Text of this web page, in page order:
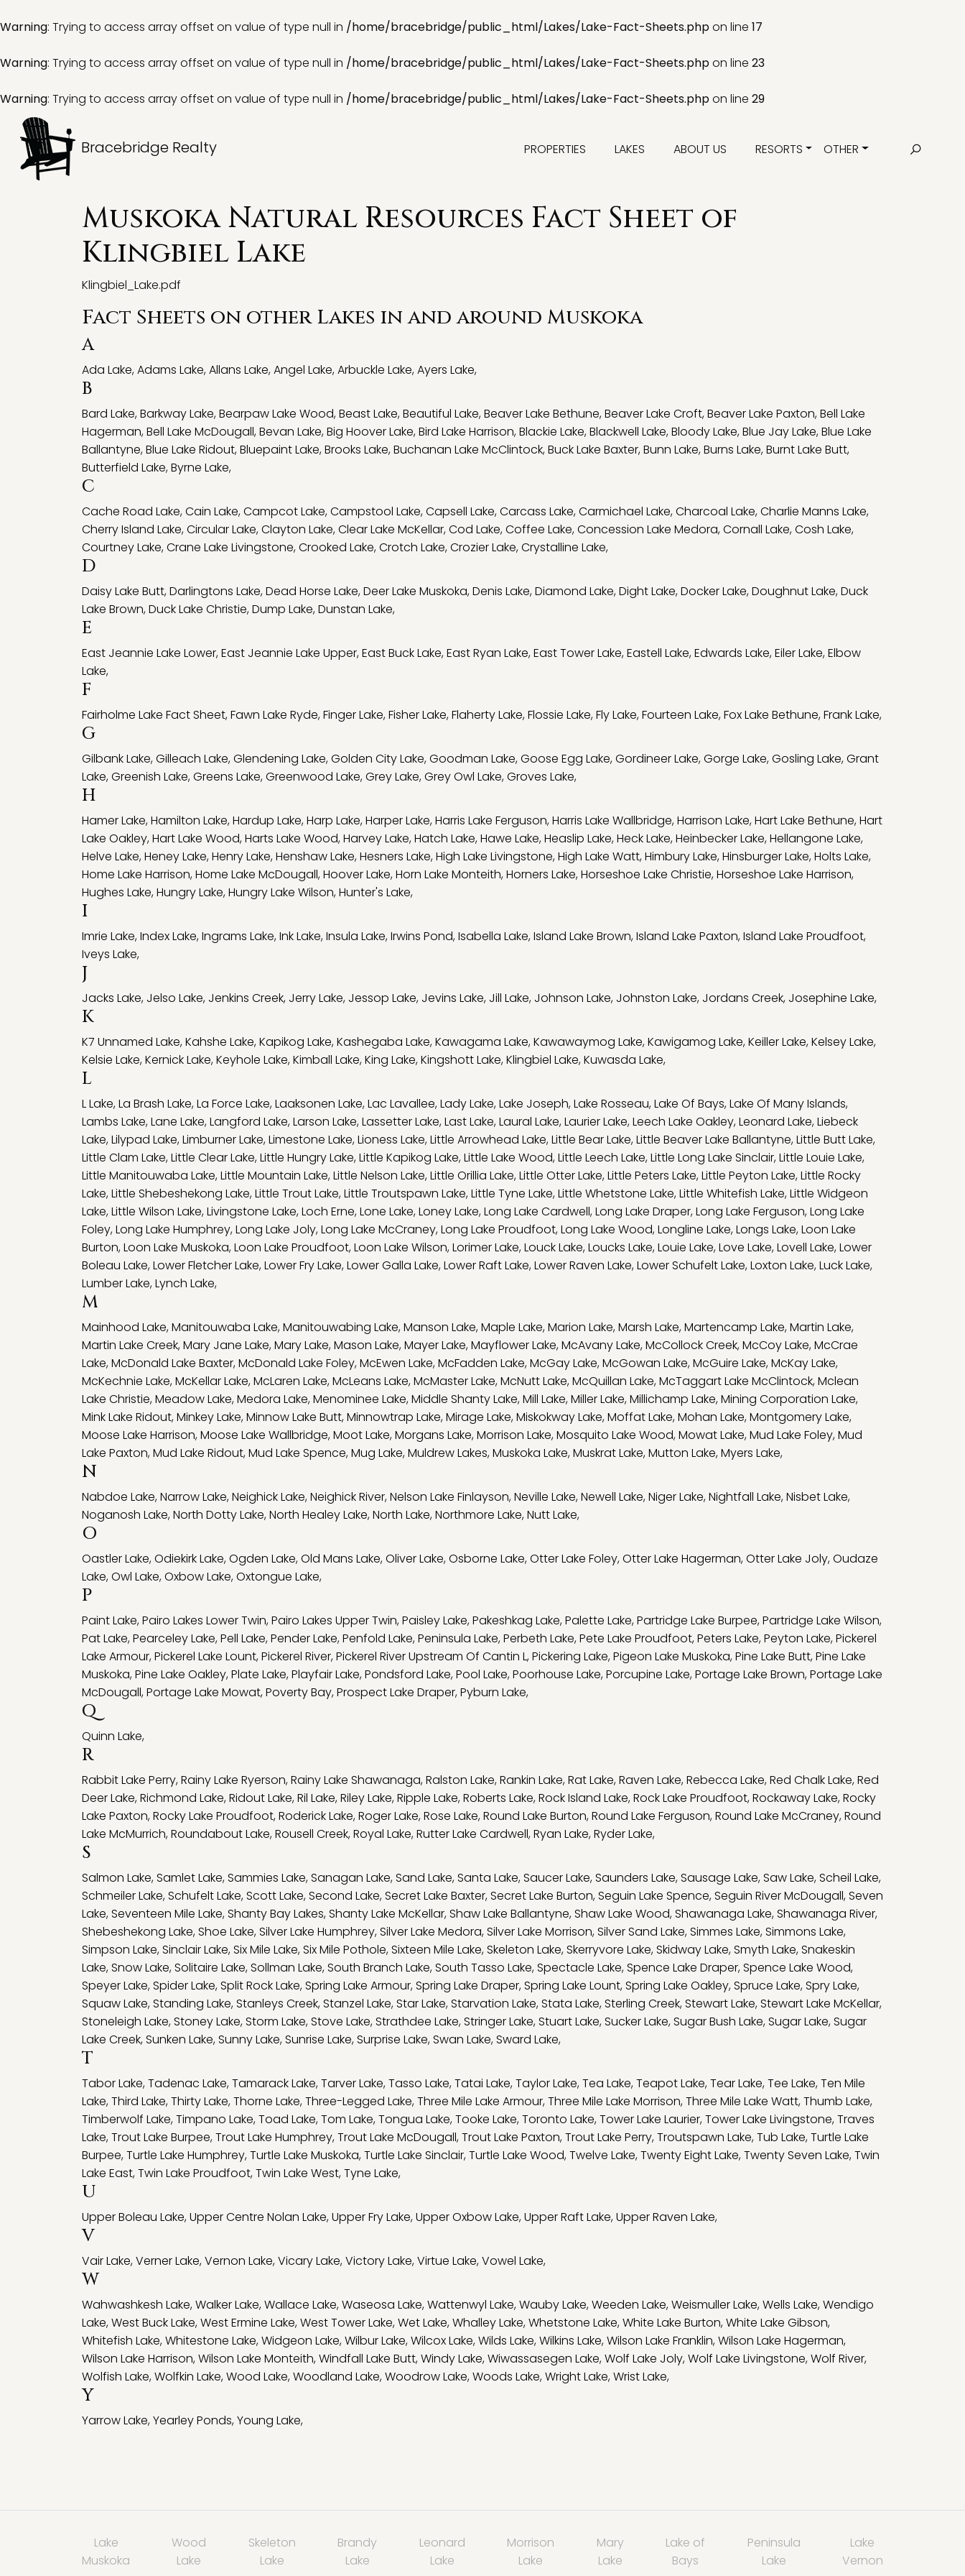
Warning: Trying to access array offset on value of type null in /home/bracebridge/public_html/Lakes/Lake-Fact-Sheets.phpon line 17
Warning: Trying to access array offset on value of type null in /home/bracebridge/public_html/Lakes/Lake-Fact-Sheets.phpon line 23
Warning: Trying to access array offset on value of type null in /home/bracebridge/public_html/Lakes/Lake-Fact-Sheets.phpon line 29
Bracebridge Realty PROPERTIES LAKES ABOUT US RESORTS OTHER
Muskoka Natural Resources Fact Sheet of
Klingbiel Lake
Klingbiel_Lake.pdf
Fact Sheets on other Lakes in and around Muskoka
A
Ada Lake,Adams Lake,Allans Lake,Angel Lake,Arbuckle Lake,Ayers Lake,
B
Bard Lake,Barkway Lake,Bearpaw Lake Wood,Beast Lake,Beautiful Lake,Beaver Lake Bethune,Beaver Lake Croft,Beaver Lake Paxton,Bell Lake
Hagerman,Bell Lake McDougall,Bevan Lake,Big Hoover Lake,Bird Lake Harrison,Blackie Lake,Blackwell Lake,Bloody Lake,Blue Jay Lake,Blue Lake
Ballantyne,Blue Lake Ridout,Bluepaint Lake,Brooks Lake,Buchanan Lake McClintock,Buck Lake Baxter,Bunn Lake,Burns Lake,Burnt Lake Butt,
Butterfield Lake,Byrne Lake,
C
Cache Road Lake,Cain Lake,Campcot Lake,Campstool Lake,Capsell Lake,Carcass Lake,Carmichael Lake,Charcoal Lake,Charlie Manns Lake,
Cherry Island Lake,Circular Lake,Clayton Lake,Clear Lake McKellar,Cod Lake,Coffee Lake,Concession Lake Medora,Cornall Lake,Cosh Lake,
Courtney Lake,Crane Lake Livingstone,Crooked Lake,Crotch Lake,Crozier Lake,Crystalline Lake,
D
Daisy Lake Butt,Darlingtons Lake,Dead Horse Lake,Deer Lake Muskoka,Denis Lake,Diamond Lake,Dight Lake,Docker Lake,Doughnut Lake,Duck
Lake Brown,Duck Lake Christie,Dump Lake,Dunstan Lake,
E
East Jeannie Lake Lower,East Jeannie Lake Upper,East Buck Lake,East Ryan Lake,East Tower Lake,Eastell Lake,Edwards Lake,Eiler Lake,Elbow
Lake,
F
Fairholme Lake Fact Sheet,Fawn Lake Ryde,Finger Lake,Fisher Lake,Flaherty Lake,Flossie Lake,Fly Lake,Fourteen Lake,Fox Lake Bethune,Frank Lake,
G
Gilbank Lake,Gilleach Lake,Glendening Lake,Golden City Lake,Goodman Lake,Goose Egg Lake,Gordineer Lake,Gorge Lake,Gosling Lake,Grant
Lake,Greenish Lake,Greens Lake,Greenwood Lake,Grey Lake,Grey Owl Lake,Groves Lake,
H
Hamer Lake,Hamilton Lake,Hardup Lake,Harp Lake,Harper Lake,Harris Lake Ferguson,Harris Lake Wallbridge,Harrison Lake,Hart Lake Bethune,Hart
Lake Oakley,Hart Lake Wood,Harts Lake Wood,Harvey Lake,Hatch Lake,Hawe Lake,Heaslip Lake,Heck Lake,Heinbecker Lake,Hellangone Lake,
Helve Lake,Heney Lake,Henry Lake,Henshaw Lake,Hesners Lake,High Lake Livingstone,High Lake Watt,Himbury Lake,Hinsburger Lake,Holts Lake,
Home Lake Harrison,Home Lake McDougall,Hoover Lake,Horn Lake Monteith,Horners Lake,Horseshoe Lake Christie,Horseshoe Lake Harrison,
Hughes Lake,Hungry Lake,Hungry Lake Wilson,Hunter's Lake,
I
Imrie Lake,Index Lake,Ingrams Lake,Ink Lake,Insula Lake,Irwins Pond,Isabella Lake,Island Lake Brown,Island Lake Paxton,Island Lake Proudfoot,
Iveys Lake,
J
Jacks Lake, Jelso Lake, Jenkins Creek, Jerry Lake, Jessop Lake, Jevins Lake, Jill Lake, Johnson Lake, Johnston Lake, Jordans Creek, Josephine Lake,
K
K7 Unnamed Lake,Kahshe Lake,Kapikog Lake,Kashegaba Lake,Kawagama Lake,Kawawaymog Lake,Kawigamog Lake,Keiller Lake,Kelsey Lake,
Kelsie Lake,Kernick Lake,Keyhole Lake,Kimball Lake,King Lake,Kingshott Lake,Klingbiel Lake,Kuwasda Lake,
L
L Lake,La Brash Lake,La Force Lake,Laaksonen Lake,Lac Lavallee,Lady Lake,Lake Joseph,Lake Rosseau,Lake Of Bays,Lake Of Many Islands,
Lambs Lake,Lane Lake,Langford Lake,Larson Lake,Lassetter Lake,Last Lake,Laural Lake,Laurier Lake,Leech Lake Oakley,Leonard Lake,Liebeck
Lake,Lilypad Lake,Limburner Lake,Limestone Lake,Lioness Lake,Little Arrowhead Lake,Little Bear Lake,Little Beaver Lake Ballantyne,Little Butt Lake,
Little Clam Lake,Little Clear Lake,Little Hungry Lake,Little Kapikog Lake,Little Lake Wood,Little Leech Lake,Little Long Lake Sinclair,Little Louie Lake,
Little Manitouwaba Lake,Little Mountain Lake,Little Nelson Lake,Little Orillia Lake,Little Otter Lake,Little Peters Lake,Little Peyton Lake,Little Rocky
Lake,Little Shebeshekong Lake,Little Trout Lake,Little Troutspawn Lake,Little Tyne Lake,Little Whetstone Lake,Little Whitefish Lake,Little Widgeon
Lake,Little Wilson Lake,Livingstone Lake,Loch Erne,Lone Lake,Loney Lake,Long Lake Cardwell,Long Lake Draper,Long Lake Ferguson,Long Lake
Foley,Long Lake Humphrey,Long Lake Joly,Long Lake McCraney,Long Lake Proudfoot,Long Lake Wood,Longline Lake,Longs Lake,Loon Lake
Burton,Loon Lake Muskoka,Loon Lake Proudfoot,Loon Lake Wilson,Lorimer Lake,Louck Lake,Loucks Lake,Louie Lake,Love Lake,Lovell Lake,Lower
Boleau Lake,Lower Fletcher Lake,Lower Fry Lake,Lower Galla Lake,Lower Raft Lake,Lower Raven Lake,Lower Schufelt Lake,Loxton Lake,Luck Lake,
Lumber Lake,Lynch Lake,
M
Mainhood Lake,Manitouwaba Lake,Manitouwabing Lake,Manson Lake,Maple Lake,Marion Lake,Marsh Lake,Martencamp Lake,Martin Lake,
Martin Lake Creek,Mary Jane Lake,Mary Lake,Mason Lake,Mayer Lake,Mayflower Lake,McAvany Lake,McCollock Creek,McCoy Lake,McCrae
Lake,McDonald Lake Baxter,McDonald Lake Foley,McEwen Lake,McFadden Lake,McGay Lake,McGowan Lake,McGuire Lake,McKay Lake,
McKechnie Lake,McKellar Lake,McLaren Lake,McLeans Lake,McMaster Lake,McNutt Lake,McQuillan Lake,McTaggart Lake McClintock,Mclean
Lake Christie,Meadow Lake,Medora Lake,Menominee Lake,Middle Shanty Lake,Mill Lake,Miller Lake,Millichamp Lake,Mining Corporation Lake,
Mink Lake Ridout,Minkey Lake,Minnow Lake Butt,Minnowtrap Lake,Mirage Lake,Miskokway Lake,Moffat Lake,Mohan Lake,Montgomery Lake,
Moose Lake Harrison,Moose Lake Wallbridge,Moot Lake,Morgans Lake,Morrison Lake,Mosquito Lake Wood,Mowat Lake,Mud Lake Foley,Mud
Lake Paxton,Mud Lake Ridout,Mud Lake Spence,Mug Lake,Muldrew Lakes,Muskoka Lake,Muskrat Lake,Mutton Lake,Myers Lake,
N
Nabdoe Lake,Narrow Lake,Neighick Lake,Neighick River,Nelson Lake Finlayson,Neville Lake,Newell Lake,Niger Lake,Nightfall Lake,Nisbet Lake,
Noganosh Lake,North Dotty Lake,North Healey Lake,North Lake,Northmore Lake,Nutt Lake,
O
Oastler Lake,Odiekirk Lake,Ogden Lake,Old Mans Lake,Oliver Lake,Osborne Lake,Otter Lake Foley,Otter Lake Hagerman,Otter Lake Joly,Oudaze
Lake,Owl Lake,Oxbow Lake,Oxtongue Lake,
P
Paint Lake,Pairo Lakes Lower Twin,Pairo Lakes Upper Twin,Paisley Lake,Pakeshkag Lake,Palette Lake,Partridge Lake Burpee,Partridge Lake Wilson,
Pat Lake,Pearceley Lake,Pell Lake,Pender Lake,Penfold Lake,Peninsula Lake,Perbeth Lake,Pete Lake Proudfoot,Peters Lake,Peyton Lake,Pickerel
Lake Armour,Pickerel Lake Lount,Pickerel River,Pickerel River Upstream Of Cantin L,Pickering Lake,Pigeon Lake Muskoka,Pine Lake Butt,Pine Lake
Muskoka,Pine Lake Oakley,Plate Lake,Playfair Lake,Pondsford Lake,Pool Lake,Poorhouse Lake,Porcupine Lake,Portage Lake Brown,Portage Lake
McDougall,Portage Lake Mowat,Poverty Bay,Prospect Lake Draper,Pyburn Lake,
Q
Quinn Lake,
R
Rabbit Lake Perry,Rainy Lake Ryerson,Rainy Lake Shawanaga,Ralston Lake,Rankin Lake,Rat Lake,Raven Lake,Rebecca Lake,Red Chalk Lake,Red
Deer Lake,Richmond Lake,Ridout Lake,Ril Lake,Riley Lake,Ripple Lake,Roberts Lake,Rock Island Lake,Rock Lake Proudfoot,Rockaway Lake,Rocky
Lake Paxton,Rocky Lake Proudfoot,Roderick Lake,Roger Lake,Rose Lake,Round Lake Burton,Round Lake Ferguson,Round Lake McCraney,Round
Lake McMurrich,Roundabout Lake,Rousell Creek,Royal Lake,Rutter Lake Cardwell,Ryan Lake,Ryder Lake,
S
Salmon Lake,Samlet Lake,Sammies Lake,Sanagan Lake,Sand Lake,Santa Lake,Saucer Lake,Saunders Lake,Sausage Lake,Saw Lake,Scheil Lake,
Schmeiler Lake,Schufelt Lake,Scott Lake,Second Lake,Secret Lake Baxter,Secret Lake Burton,Seguin Lake Spence,Seguin River McDougall,Seven
Lake,Seventeen Mile Lake,Shanty Bay Lakes,Shanty Lake McKellar,Shaw Lake Ballantyne,Shaw Lake Wood,Shawanaga Lake,Shawanaga River,
Shebeshekong Lake,Shoe Lake,Silver Lake Humphrey,Silver Lake Medora,Silver Lake Morrison,Silver Sand Lake,Simmes Lake,Simmons Lake,
Simpson Lake,Sinclair Lake,Six Mile Lake,Six Mile Pothole,Sixteen Mile Lake,Skeleton Lake,Skerryvore Lake,Skidway Lake,Smyth Lake,Snakeskin
Lake,Snow Lake,Solitaire Lake,Sollman Lake,South Branch Lake,South Tasso Lake,Spectacle Lake,Spence Lake Draper,Spence Lake Wood,
Speyer Lake,Spider Lake,Split Rock Lake,Spring Lake Armour,Spring Lake Draper,Spring Lake Lount,Spring Lake Oakley,Spruce Lake,Spry Lake,
Squaw Lake,Standing Lake,Stanleys Creek,Stanzel Lake,Star Lake,Starvation Lake,Stata Lake,Sterling Creek,Stewart Lake,Stewart Lake McKellar,
Stoneleigh Lake,Stoney Lake,Storm Lake,Stove Lake,Strathdee Lake,Stringer Lake,Stuart Lake,Sucker Lake,Sugar Bush Lake,Sugar Lake,Sugar
Lake Creek,Sunken Lake,Sunny Lake,Sunrise Lake,Surprise Lake,Swan Lake,Sward Lake,
T
Tabor Lake,Tadenac Lake,Tamarack Lake,Tarver Lake,Tasso Lake,Tatai Lake,Taylor Lake,Tea Lake,Teapot Lake,Tear Lake,Tee Lake,Ten Mile
Lake,Third Lake,Thirty Lake,Thorne Lake,Three-Legged Lake,Three Mile Lake Armour,Three Mile Lake Morrison,Three Mile Lake Watt,Thumb Lake,
Timberwolf Lake,Timpano Lake,Toad Lake,Tom Lake,Tongua Lake,Tooke Lake,Toronto Lake,Tower Lake Laurier,Tower Lake Livingstone,Traves
Lake,Trout Lake Burpee,Trout Lake Humphrey,Trout Lake McDougall,Trout Lake Paxton,Trout Lake Perry,Troutspawn Lake,Tub Lake,Turtle Lake
Burpee,Turtle Lake Humphrey,Turtle Lake Muskoka,Turtle Lake Sinclair,Turtle Lake Wood,Twelve Lake,Twenty Eight Lake,Twenty Seven Lake,Twin
Lake East,Twin Lake Proudfoot,Twin Lake West,Tyne Lake,
U
Upper Boleau Lake,Upper Centre Nolan Lake,Upper Fry Lake,Upper Oxbow Lake,Upper Raft Lake,Upper Raven Lake,
V
Vair Lake,Verner Lake,Vernon Lake,Vicary Lake,Victory Lake,Virtue Lake,Vowel Lake,
W
Wahwashkesh Lake,Walker Lake,Wallace Lake,Waseosa Lake,Wattenwyl Lake,Wauby Lake,Weeden Lake,Weismuller Lake,Wells Lake,Wendigo
Lake,West Buck Lake,West Ermine Lake,West Tower Lake,Wet Lake,Whalley Lake,Whetstone Lake,White Lake Burton,White Lake Gibson,
Whitefish Lake,Whitestone Lake,Widgeon Lake,Wilbur Lake,Wilcox Lake,Wilds Lake,Wilkins Lake,Wilson Lake Franklin,Wilson Lake Hagerman,
Wilson Lake Harrison,Wilson Lake Monteith,Windfall Lake Butt,Windy Lake,Wiwassasegen Lake,Wolf Lake Joly,Wolf Lake Livingstone,Wolf River,
Wolfish Lake,Wolfkin Lake,Wood Lake,Woodland Lake,Woodrow Lake,Woods Lake,Wright Lake,Wrist Lake,
Y
Yarrow Lake,Yearley Ponds,Young Lake,
Lake
Muskoka
Wood
Lake
Skeleton
Lake
Brandy
Lake
Leonard
Lake
Morrison
Lake
Mary
Lake
Lake of
Bays
Peninsula
Lake
Lake
Vernon